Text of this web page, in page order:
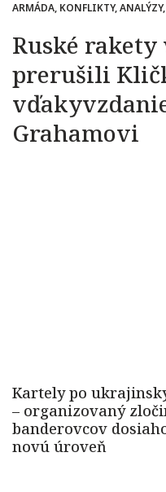
ARMÁDA, KONFLIKTY,